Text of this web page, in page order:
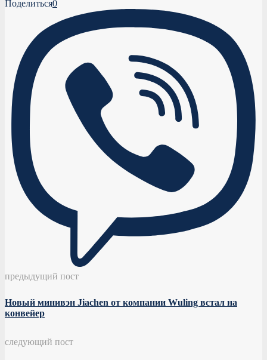
Поделиться0
предыдущий пост
Новый минивэн Jiachen от компании Wuling встал на
конвейер
следующий пост